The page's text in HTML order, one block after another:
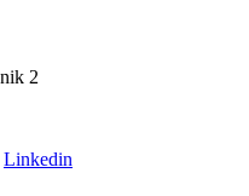
Linkedin